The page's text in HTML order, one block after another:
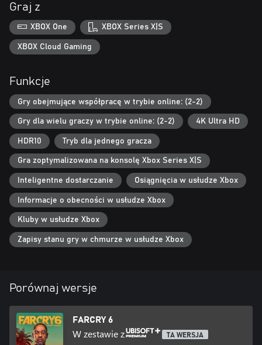
ROZEGRAJ CAŁĄ KAMPANIĘ W TRYBIE WSPÓŁPRACY
Rozegraj całą kampanię ze znajomym w trybie współpracy dla 2
osób – to dwa razy większa siła ognia i dwa razy większy chaos.
Koordynujcie ataki, łączcie potężne uzbrojenie z plecaka Supremo
i wspólnie obalcie rządy Castillo.
Poniższa gra wykorzystuje system Smart Delivery, umożliwiający
dostęp do obu jej wersji - dla Xbox One oraz Xbox Series X|S
Graj z
XBOX One XBOX Series X|S
XBOX Cloud Gaming
Funkcje
Gry obejmujące współpracę w trybie online: (2-2)
Gry dla wielu graczy w trybie online: (2-2) 4K Ultra HD
HDR10 Tryb dla jednego gracza
Gra zoptymalizowana na konsolę Xbox Series X|S
Inteligentne dostarczanie Osiągnięcia w usłudze Xbox
Informacje o obecności w usłudze Xbox
Kluby w usłudze Xbox
Zapisy stanu gry w chmurze w usłudze Xbox
Porównaj wersje
FARCRY 6
W zestawie z TA WERSJA